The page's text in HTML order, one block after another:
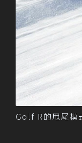
Golf R的甩尾模